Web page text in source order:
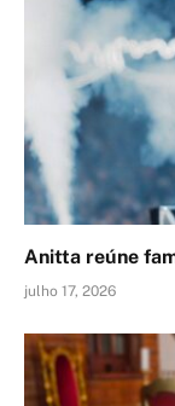
Anitta reúne
julho 17, 2026